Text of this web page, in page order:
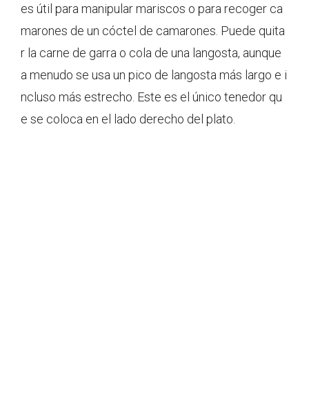
es útil para manipular mariscos o para recoger ca
marones de un cóctel de camarones. Puede quita
r la carne de garra o cola de una langosta, aunque
a menudo se usa un pico de langosta más largo e i
ncluso más estrecho. Este es el único tenedor qu
e se coloca en el lado derecho del plato.